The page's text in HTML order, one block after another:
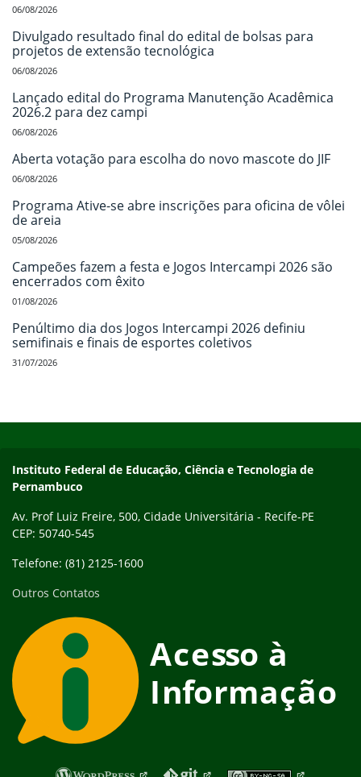
06/08/2026
Divulgado resultado final do edital de bolsas para
projetos de extensão tecnológica
06/08/2026
Lançado edital do Programa Manutenção Acadêmica
2026.2 para dez campi
06/08/2026
Aberta votação para escolha do novo mascote do JIF
06/08/2026
Programa Ative-se abre inscrições para oficina de vôlei
de areia
05/08/2026
Campeões fazem a festa e Jogos Intercampi 2026 são
encerrados com êxito
01/08/2026
Penúltimo dia dos Jogos Intercampi 2026 definiu
semifinais e finais de esportes coletivos
31/07/2026
Instituto Federal de Educação, Ciência e Tecnologia de
Pernambuco
Av. Prof Luiz Freire, 500, Cidade Universitária - Recife-PE
CEP: 50740-545
Telefone: (81) 2125-1600
Outros Contatos